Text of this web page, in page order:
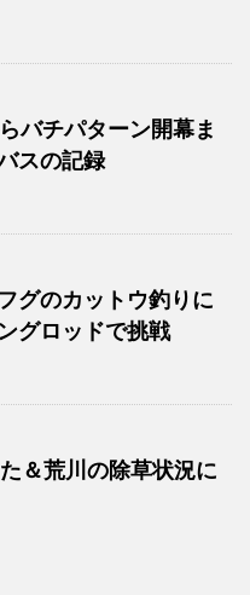
バチパターン開幕ま
スの記録
グのカットウ釣りに
グロッドで挑戦
＆荒川の除草状況に